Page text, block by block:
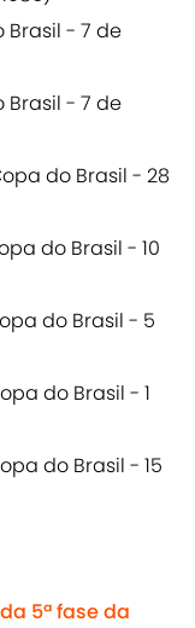
Brasil - 7 de
Brasil - 7 de
do Brasil - 28
do Brasil - 10
do Brasil - 5
do Brasil - 1
do Brasil - 15
5ª fase da